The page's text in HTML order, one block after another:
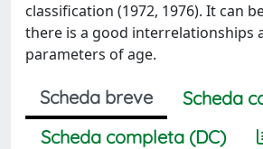
classification (1972, 1976). It can
there is a good interrelationships
parameters of age.
Scheda breve
Scheda
Scheda completa (DC)